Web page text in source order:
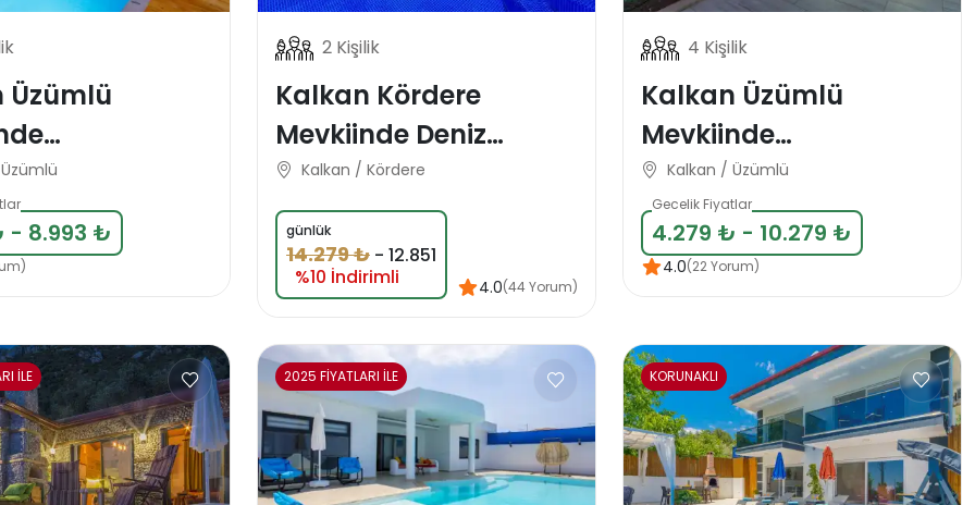
Üzümlü
Lüks
Villası
- 8.993 ₺
2 Kişilik
Kalkan Kördere
Mevkiinde Deniz
Manzaralı Korunaklı
Balayı Tatil Villası
Kalkan / Kördere
günlük
14.279 ₺ - 12.851
%10 İndirimli
4.0(44 Yorum)
4 Kişilik
Kalkan Üzümlü
Mevkiinde
Muhafazakar 4 Kişlik
Tatil Villası
Kalkan / Üzümlü
Gecelik Fiyatlar
4.279 ₺ - 10.279 ₺
4.0(22 Yorum)
İLE 2025 FİYATLARI İLE KORUNAKLI